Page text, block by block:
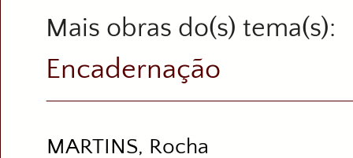
Mais obras do(s)
Encadernação
MARTINS, Rocha